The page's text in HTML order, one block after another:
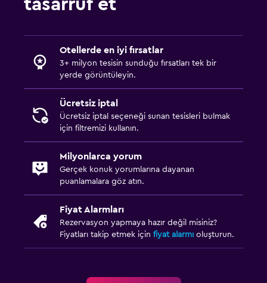
tasarruf et
Otellerde en iyi fırsatlar
3+ milyon tesisin sunduğu fırsatları tek bir
yerde görüntüleyin.
Ücretsiz iptal
Ücretsiz iptal seçeneği sunan tesisleri bulmak
için filtremizi kullanın.
Milyonlarca yorum
Gerçek konuk yorumlarına dayanan
puanlamalara göz atın.
Fiyat Alarmları
Rezervasyon yapmaya hazır değil misiniz?
Fiyatları takip etmek için fiyat alarmı oluşturun.